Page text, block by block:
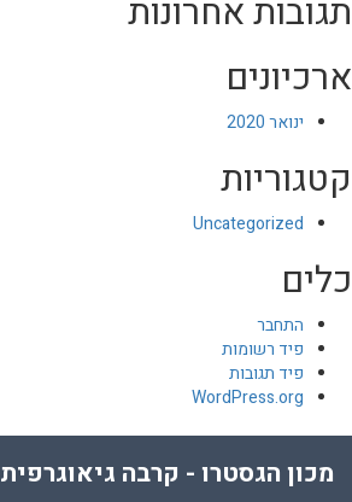
תגובות אחרונות
ארכיונים
ינואר 2020
קטגוריות
Uncategorized
כלים
התחבר
פיד רשומות
פיד תגובות
WordPress.org
מכון הגסטרו - קרבה גיאוגרפית